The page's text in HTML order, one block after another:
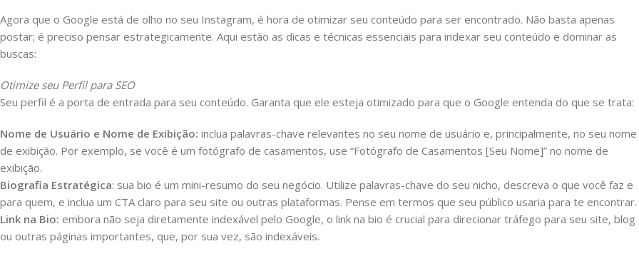
Agora que o Google está de olho no seu Instagram, é hora de otimizar seu conteúdo para ser encontrado. Não basta apenas
postar; é preciso pensar estrategicamente. Aqui estão as dicas e técnicas essenciais para indexar seu conteúdo e dominar as
buscas:
Otimize seu Perfil para SEO
Seu perfil é a porta de entrada para seu conteúdo. Garanta que ele esteja otimizado para que o Google entenda do que se trata:
Nome de Usuário e Nome de Exibição: inclua palavras-chave relevantes no seu nome de usuário e, principalmente, no seu nome
de exibição. Por exemplo, se você é um fotógrafo de casamentos, use “Fotógrafo de Casamentos [Seu Nome]” no nome de
exibição.
Biografia Estratégica: sua bio é um mini-resumo do seu negócio. Utilize palavras-chave do seu nicho, descreva o que você faz e
para quem, e inclua um CTA claro para seu site ou outras plataformas. Pense em termos que seu público usaria para te encontrar.
Link na Bio: embora não seja diretamente indexável pelo Google, o link na bio é crucial para direcionar tráfego para seu site, blog
ou outras páginas importantes, que, por sua vez, são indexáveis.